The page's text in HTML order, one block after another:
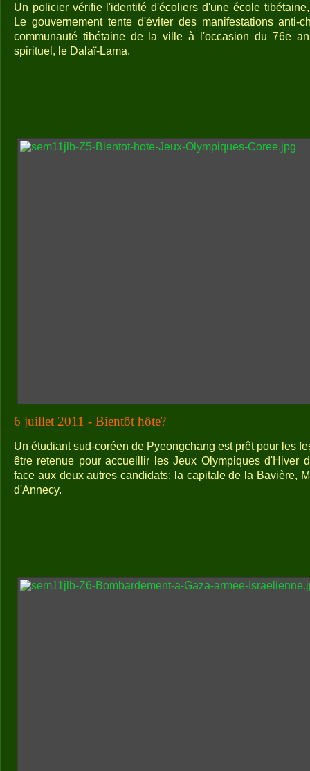
Un policier vérifie l'identité d'écoliers d'une école
Le gouvernement tente d'éviter des manifestations
communauté tibétaine de la ville à l'occasion du 76e
spirituel, le Dalaï-Lama.
6 juillet 2011 - Bientôt hôte?
Un étudiant sud-coréen de Pyeongchang est prêt pour les
être retenue pour accueillir les Jeux Olympiques d'Hiver
face aux deux autres candidats: la capitale de la Bavière,
d'Annecy.